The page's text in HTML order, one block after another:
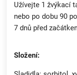
Užívejte 1 žvýkací
nebo po dobu 90
7 dnů před
Složení: